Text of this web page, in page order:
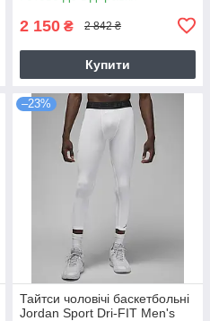
2 150 ₴ 2 842 ₴
Купити
–23%
Тайтси чоловічі баскетбольні
Jordan Sport Dri-FIT Men's